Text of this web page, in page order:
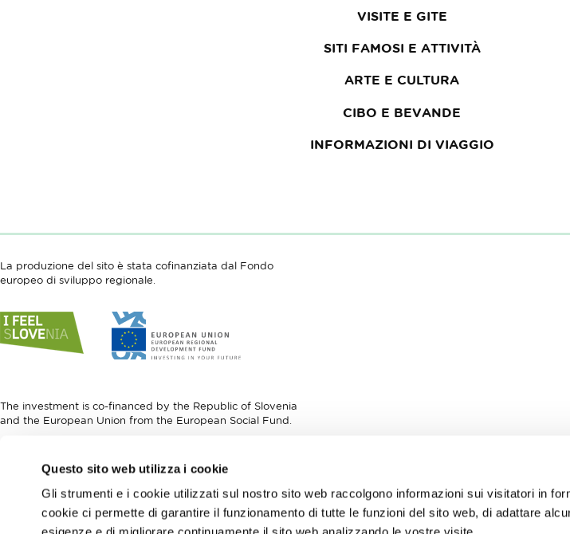
Questo sito web utilizza i cookie
Gli strumenti e i cookie utilizzati sul nostro sito web raccolgono informazioni sui visitatori in
cookie ci permette di garantire il funzionamento di tutte le funzioni del sito web, di adattare
VISITE E GITE
SITI FAMOSI E ATTIVITÀ
ARTE E CULTURA
CIBO E BEVANDE
INFORMAZIONI DI VIAGGIO
La produzione del sito è stata cofinanziata dal Fondo
europeo di sviluppo regionale.
Link
to
website
Slovenia
Link
to
website
Development
Fund
The investment is co-financed by the Republic of Slovenia
and the European Union from the European Social Fund.
website
European